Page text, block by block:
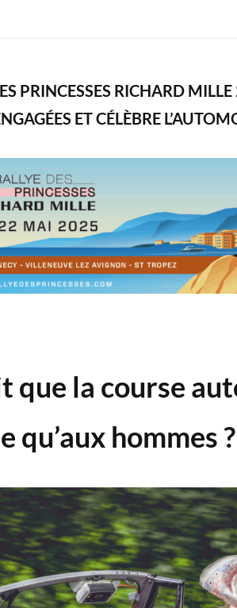
PRINCESSES RICHARD
ET CÉLÈBRE
que la course
qu’aux hommes ?